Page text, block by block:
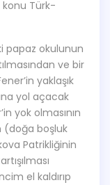
konu Türk-
papaz okulunun
ve bir
yaklaşık
yol açacak
yok olmasının
(doğa boşluk
Patrikliğinin
el kaldırıp